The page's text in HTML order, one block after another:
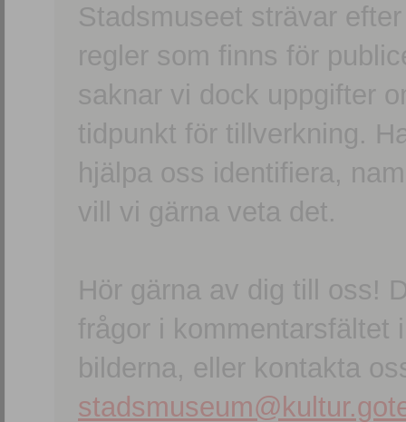
Stadsmuseet strävar
regler som finns för
saknar vi dock uppgifter
tidpunkt för tillverkning.
hjälpa oss identifiera,
vill vi gärna veta det.
Hör gärna av dig till oss!
frågor i kommentarsfältet
bilderna, eller kontakta